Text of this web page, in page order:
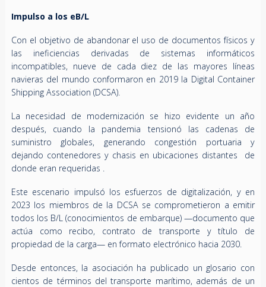
Impulso a los eB/L
Con el objetivo de abandonar el uso de documentos físicos y
las ineficiencias derivadas de sistemas informáticos
incompatibles, nueve de cada diez de las mayores líneas
navieras del mundo conformaron en 2019 la Digital Container
Shipping Association (DCSA).
La necesidad de modernización se hizo evidente un año
después, cuando la pandemia tensionó las cadenas de
suministro globales, generando congestión portuaria y
dejando contenedores y chasis en ubicaciones distantes de
donde eran requeridas .
Este escenario impulsó los esfuerzos de digitalización, y en
2023 los miembros de la DCSA se comprometieron a emitir
todos los B/L (conocimientos de embarque) —documento que
actúa como recibo, contrato de transporte y título de
propiedad de la carga— en formato electrónico hacia 2030.
Desde entonces, la asociación ha publicado un glosario con
cientos de términos del transporte marítimo, además de un